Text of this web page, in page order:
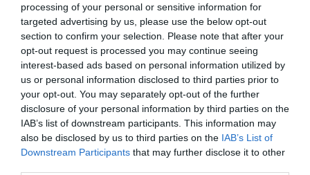
processing of your personal or sensitive information for
targeted advertising by us, please use the below opt-out
section to confirm your selection. Please note that after your
opt-out request is processed you may continue seeing
interest-based ads based on personal information utilized by
us or personal information disclosed to third parties prior to
your opt-out. You may separately opt-out of the further
disclosure of your personal information by third parties on the
IAB’s list of downstream participants. This information may
also be disclosed by us to third parties on the IAB’s List of
Downstream Participants that may further disclose it to other
Γίνε Συνδρομητής
Βρες το RUNNER!
Όλα τα Τεύχη